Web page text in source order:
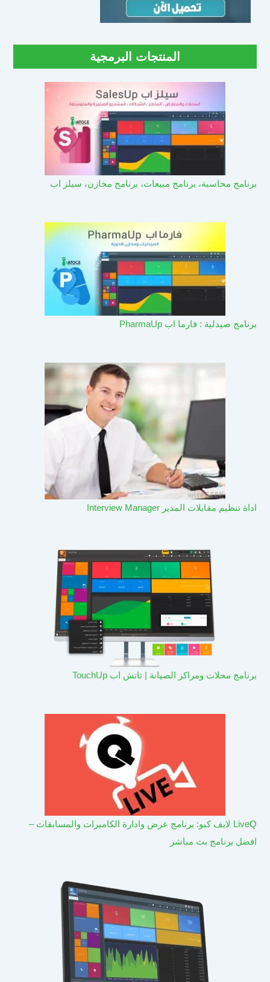
المنتجات البرمجية
برنامج محاسبة، برنامج مبيعات، برنامج مخازن، سيلز اب
برنامج صيدلية : فارما اب PharmaUp​
اداة تنظيم مقابلات المدير Interview Manager
برنامج محلات ومراكز الصيانة | تاتش اب TouchUp
LiveQ لايف كيو: برنامج عرض وادارة الكاميرات والمسابقات –
افضل برنامج بث مباشر